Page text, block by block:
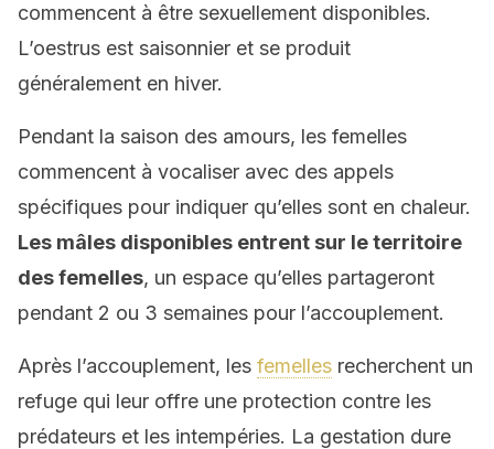
commencent à être sexuellement disponibles.
L’oestrus est saisonnier et se produit
généralement en hiver.
Pendant la saison des amours, les femelles
commencent à vocaliser avec des appels
spécifiques pour indiquer qu’elles sont en chaleur.
Les mâles disponibles entrent sur le territoire
des femelles, un espace qu’elles partageront
pendant 2 ou 3 semaines pour l’accouplement.
Après l’accouplement, les femelles recherchent un
refuge qui leur offre une protection contre les
prédateurs et les intempéries. La gestation dure